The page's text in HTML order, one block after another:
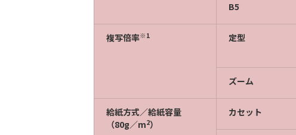
B5
複写倍率※1 定型
ズーム
給紙方式／給紙容量
（80g／m2）
カセット